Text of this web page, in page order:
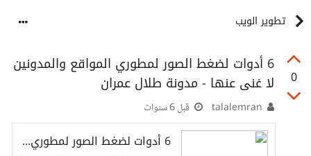
تطوير الويب
0
6 أدوات لضغط الصور لمطوري المواقع والمدونين
لا غنى عنها - مدونة طلال عمران
قبل 6 سنوات
6 أدوات لضغط الصور لمطوري المواقع والمدونين لا غنى عنها - مدونة طلال عمران